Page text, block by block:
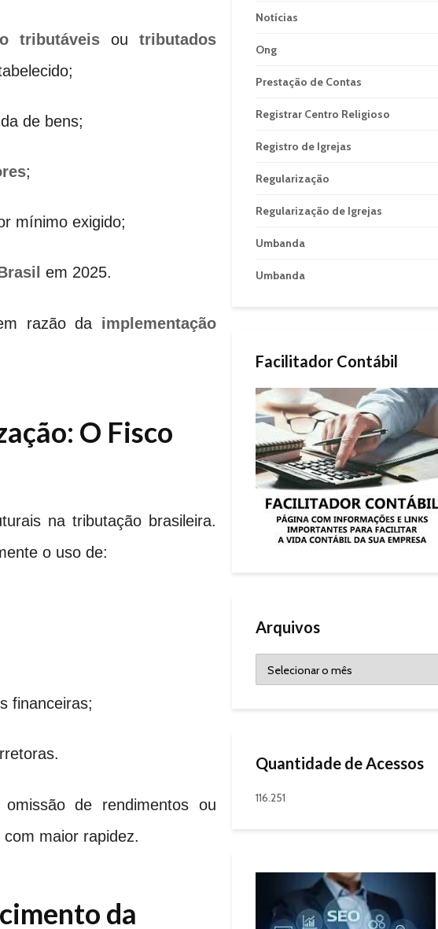
tributáveis outributados
de bens;
;
mínimo exigido;
em 2025.
razão da implementação
O Fisco
na tributação brasileira.
o uso de:
financeiras;
de rendimentos ou
maior rapidez.
da
Notícias
Ong
Prestação de Contas
Registrar Centro Religioso
Registro de Igrejas
Regularização
Regularização de Igrejas
Umbanda
Umbanda
Facilitador Contábil
Arquivos
Quantidade de Acessos
116.251